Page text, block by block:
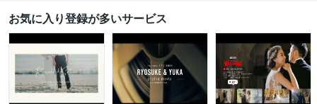
お気に入り登録が多いサービス